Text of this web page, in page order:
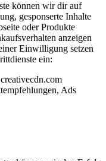
können wir dir auf
gesponserte Inhalte
oder Produkte
anzeigen
Einwilligung setzen
ein:
Ads